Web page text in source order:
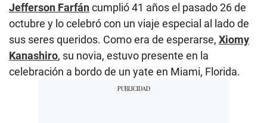
Jefferson Farfáncumplió 41 años el pasado 26 de
octubre y lo celebró con un viaje especial al lado de
sus seres queridos. Como era de esperarse, Xiomy
Kanashiro, su novia, estuvo presente en la
celebración a bordo de un yate en Miami, Florida.